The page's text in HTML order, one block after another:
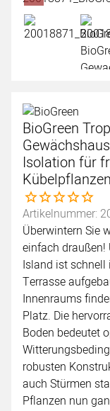
BioGreen
Isolation für
Kübelpflanzen
Noch keine
Artikelnummer:
Überwintern Sie
einfach
Island ist schnell
Terrasse
Innenraums
Platz. Die
Boden bedeutet
robusten
auch Stürmen
Pflanzen nun